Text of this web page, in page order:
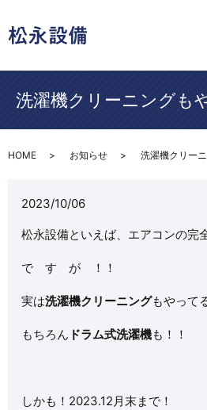
洗濯機クリーニングも
HOME お知らせ 洗濯機クリー
2023/10/06
松永設備といえば、エアコンの完
で す が ！！
実は洗濯機クリーニングもやって
もちろん ドラム式洗濯機も！！
しかも！2023.12月末まで！